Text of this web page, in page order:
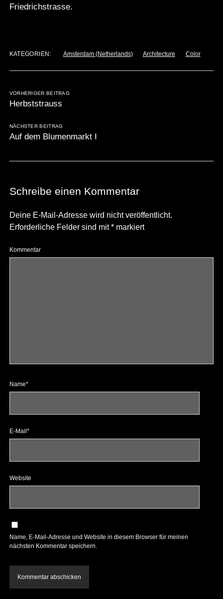
Friedrichstrasse.
KATEGORIEN: Amsterdam (Netherlands) Architecture Color
VORHERIGER BEITRAG
Herbststrauss
NÄCHSTER BEITRAG
Auf dem Blumenmarkt I
Schreibe einen Kommentar
Deine E-Mail-Adresse wird nicht veröffentlicht.
Erforderliche Felder sind mit*markiert
Kommentar
Name*
E-Mail*
Website
Name, E-Mail-Adresse und Website in diesem Browser für meinen
nächsten Kommentar speichern.